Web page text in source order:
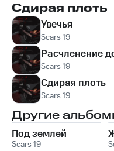
Сдирая плоть
Увечья
Scars 19
Расчленение
Scars 19
Сдирая плоть
Scars 19
Другие
Под землей
Scars 19